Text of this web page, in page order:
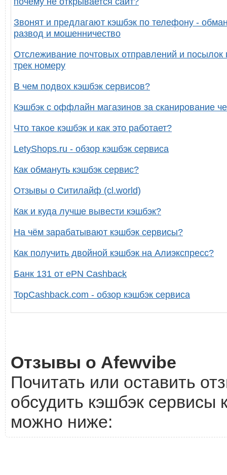
Звонят и предлагают кэшбэк по телефону -
развод и мошенничество
Отслеживание почтовых отправлений и посылок
трек номеру
В чем подвох кэшбэк сервисов?
Кэшбэк с оффлайн магазинов за сканирование
Что такое кэшбэк и как это работает?
LetyShops.ru - обзор кэшбэк сервиса
Как обмануть кэшбэк сервис?
Отзывы о Ситилайф (cl.world)
Как и куда лучше вывести кэшбэк?
На чём зарабатывают кэшбэк сервисы?
Как получить двойной кэшбэк на Алиэкспресс?
Банк 131 от ePN Cashback
TopCashback.com - обзор кэшбэк сервиса
Отзывы о Afewvibe
Почитать или оставить
обсудить кэшбэк сервисы
можно ниже: